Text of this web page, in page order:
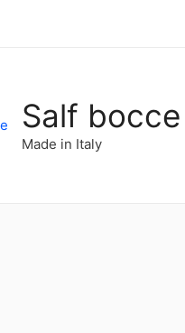
Salf bocce
Made in Italy